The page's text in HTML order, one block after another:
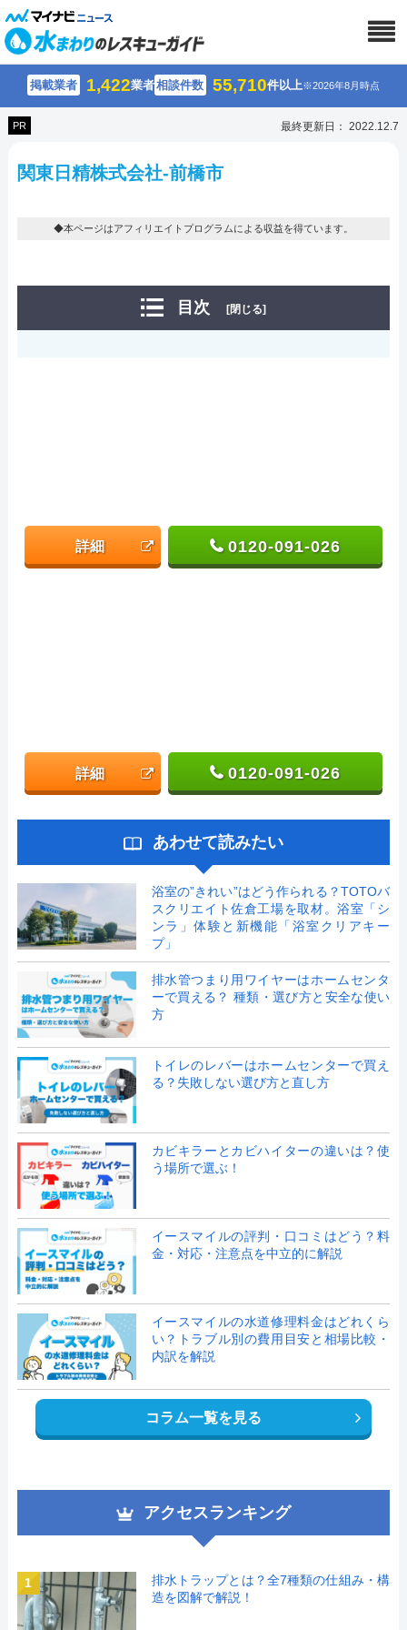
掲載業者 1,422業者相談件数 55,710件以上※2026年8月時点
PR 最終更新日： 2022.12.7
関東日精株式会社-前橋市
◆本ページはアフィリエイトプログラムによる収益を得ています。
目次 [閉じる]
詳細 0120-091-026
詳細 0120-091-026
あわせて読みたい
浴室の”きれい”はどう作られる？TOTOバ
スクリエイト佐倉工場を取材。浴室「シ
ンラ」体験と新機能「浴室クリアキー
プ」
排水管つまり用ワイヤーはホームセンタ
ーで買える？ 種類・選び方と安全な使い
方
トイレのレバーはホームセンターで買え
る？失敗しない選び方と直し方
カビキラーとカビハイターの違いは？使
う場所で選ぶ！
イースマイルの評判・口コミはどう？料
金・対応・注意点を中立的に解説
イースマイルの水道修理料金はどれくら
い？トラブル別の費用目安と相場比較・
内訳を解説
コラム一覧を見る
アクセスランキング
1
排水トラップとは？全7種類の仕組み・構
造を図解で解説！